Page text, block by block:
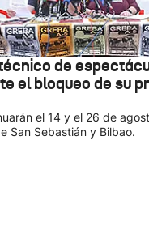
de
el bloqueo de su
el 14 y el 26 de
San Sebastián y Bilbao.